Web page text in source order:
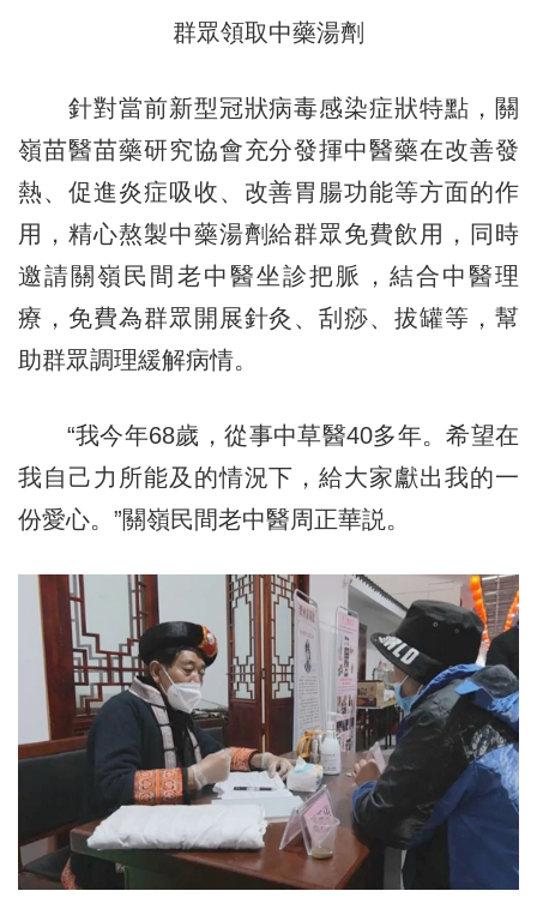
群眾領取中藥湯劑
針對當前新型冠狀病毒感染症狀特點，關
嶺苗醫苗藥研究協會充分發揮中醫藥在改善發
熱、促進炎症吸收、改善胃腸功能等方面的作
用，精心熬製中藥湯劑給群眾免費飲用，同時
邀請關嶺民間老中醫坐診把脈，結合中醫理
療，免費為群眾開展針灸、刮痧、拔罐等，幫
助群眾調理緩解病情。
“我今年68歲，從事中草醫40多年。希望在
我自己力所能及的情況下，給大家獻出我的一
份愛心。”關嶺民間老中醫周正華説。